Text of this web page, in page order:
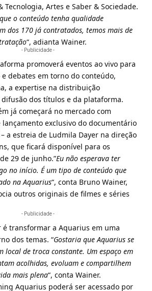
Tecnologia, Artes e Saber & Sociedade.
o conteúdo tenha qualidade
dos 170 já contratados, temos mais de
“, adianta Wainer.
- Publicidade -
promoverá eventos ao vivo para
debates em torno do conteúdo,
a expertise na distribuição
dos títulos e da plataforma.
já começará no mercado com
exclusivo do documentário
a estreia de Ludmila Dayer na direção
que ficará disponível para os
29 de junho.”Eu não esperava ter
no início. É um tipo de conteúdo que
na Aquarius“, conta Bruno Wainer,
outros originais de filmes e séries
- Publicidade -
é transformar a Aquarius em uma
dos temas. “Gostaria que Aquarius se
local de troca constante. Um espaço em
acolhidas, evoluam e compartilhem
mais plena“, conta Wainer.
Aquarius poderá ser acessado por